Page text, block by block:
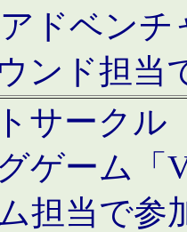
ドベン
ンド担当
サークル
ゲーム「
担当で参